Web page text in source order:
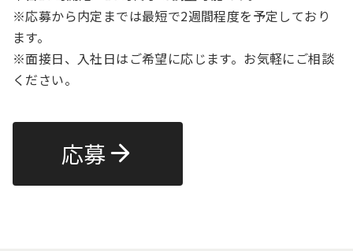
※応募から内定までは最短で2週間程度を予定しており
ます。
※面接日、入社日はご希望に応じます。お気軽にご相談
ください。
応募